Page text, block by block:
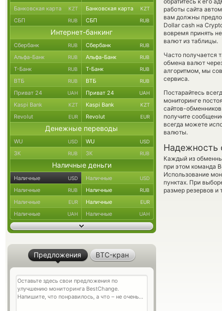
работы сайта
вам должны
Dollar cash на
вовремя принять
валют из таблицы.
Часто получается
обмена валют
алгоритмом, мы
сервиса.
Постарайтесь
мониторинге
сайтов-
получите
всегда можете
валюты.
Надежность
Каждый из
при этом команда
Использование
пунктах. При
размер резервов и
Банковская карта KZT Банковская карта KZT
СБП RUB СБП RUB
Интернет-банкинг
Сбербанк RUB Сбербанк RUB
Альфа-Банк RUB Альфа-Банк RUB
Т-Банк RUB Т-Банк RUB
ВТБ RUB ВТБ RUB
Приват 24 UAH Приват 24 UAH
Kaspi Bank KZT Kaspi Bank KZT
Revolut EUR Revolut EUR
Денежные переводы
WU USD WU USD
ЗК RUB ЗК RUB
Наличные деньги
Наличные USD Наличные USD
Наличные RUB Наличные RUB
Наличные EUR Наличные EUR
Наличные UAH Наличные UAH
Предложения BTC-кран